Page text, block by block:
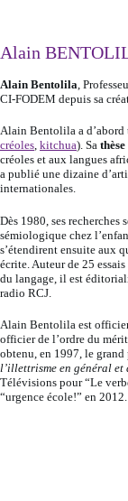
Alain
Alain Bentolila ,
CI-FODEM depuis sa
Alain Bentolila a d’abord
créoles, kitchua). Sa thèse
créoles et aux langues
a publié une dizaine
internationales.
Dès 1980, ses recherches
sémiologique chez
s’étendirent ensuite aux
écrite. Auteur de 25
du langage, il est
radio RCJ.
Alain Bentolila est
officier de l’ordre du
obtenu, en 1997, le
l’illettrisme en général et
Télévisions pour “Le
“urgence école!” en 2012.